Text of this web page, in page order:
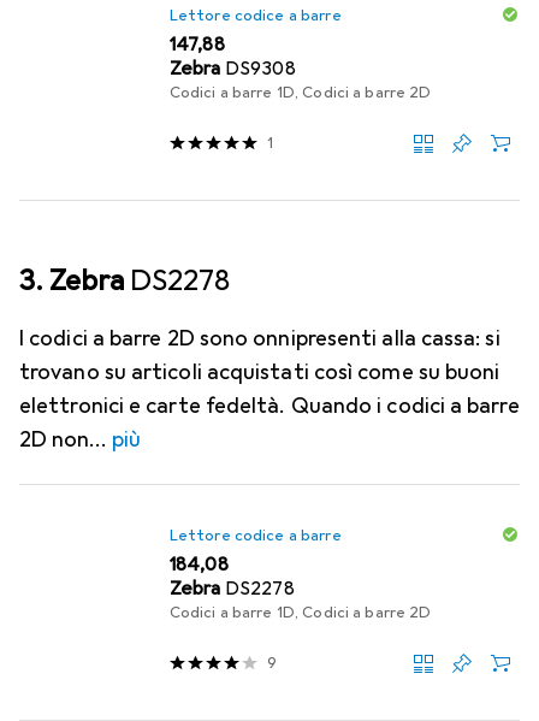
Lettore codice a barre
EUR
147,88
Zebra DS9308
Codici a barre 1D, Codici a barre 2D
1
3. Zebra DS2278
I codici a barre 2D sono onnipresenti alla cassa: si
trovano su articoli acquistati così come su buoni
elettronici e carte fedeltà. Quando i codici a barre
2D non
più
Lettore codice a barre
EUR
184,08
Zebra DS2278
Codici a barre 1D, Codici a barre 2D
9